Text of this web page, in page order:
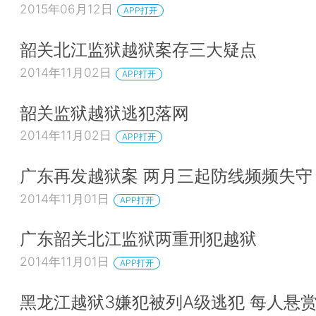
2015年06月12日 APP打开
韶关北江监狱越狱案存三大疑点
2014年11月02日 APP打开
韶关监狱越狱逃犯落网
2014年11月02日 APP打开
广东再发越狱案 两月三起防线频频失守
2014年11月01日 APP打开
广东韶关北江监狱两重刑犯越狱
2014年11月01日 APP打开
黑龙江越狱3嫌犯被列A级逃犯 每人悬